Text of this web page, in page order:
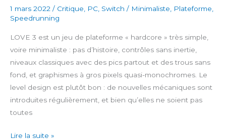
1 mars 2022 / Critique PC Switch / Minimaliste Plateforme
Speedrunning
LOVE 3 est un jeu de plateforme « hardcore » très simple,
voire minimaliste : pas d’histoire, contrôles sans inertie,
niveaux classiques avec des pics partout et des trous sans
fond, et graphismes à gros pixels quasi-monochromes. Le
level design est plutôt bon : de nouvelles mécaniques sont
introduites régulièrement, et bien qu’elles ne soient pas
toutes
LOVE
Lire la suite »